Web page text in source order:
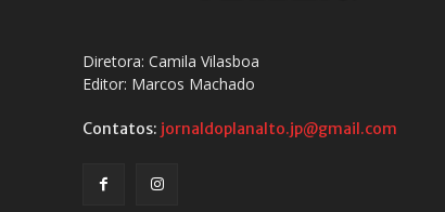
Diretora: Camila Vilasboa
Editor: Marcos Machado
Contatos: jornaldoplanalto.jp@gmail.com